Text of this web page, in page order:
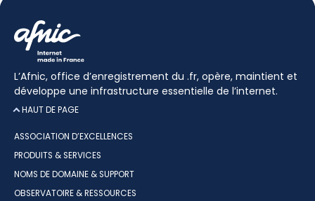
L’Afnic, office d’enregistrement du .fr, opère, maintient et
développe une infrastructure essentielle de l’internet.
HAUT DE PAGE
ASSOCIATION D’EXCELLENCES
PRODUITS & SERVICES
NOMS DE DOMAINE & SUPPORT
OBSERVATOIRE & RESSOURCES